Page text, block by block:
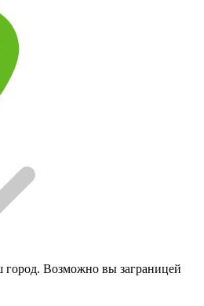
город. Возможно вы заграницей